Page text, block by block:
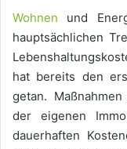
Wohnen und
hauptsächlichen
hat bereits den
getan.
der eigenen
dauerhaften